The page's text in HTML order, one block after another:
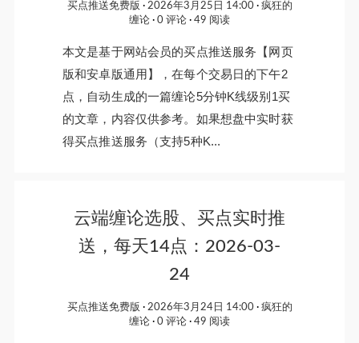
买点推送免费版 2026年3月25日 14:00
疯狂的
缠论
0 评论 49 阅读
本文是基于网站会员的买点推送服务【网页
版和安卓版通用】，在每个交易日的下午2
点，自动生成的一篇缠论5分钟K线级别1买
的文章，内容仅供参考。如果想盘中实时获
得买点推送服务（支持5种K...
云端缠论选股、买点实时推
送，每天14点：2026-03-
24
买点推送免费版 2026年3月24日 14:00
疯狂的
缠论
0 评论 49 阅读